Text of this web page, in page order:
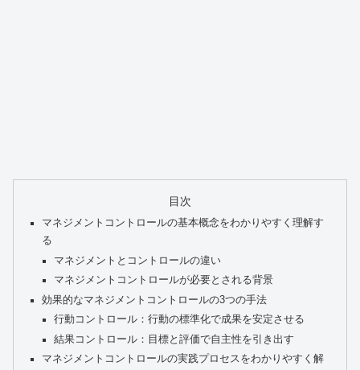
目次
マネジメントコントロールの基本概念をわかりやすく理解す
る
マネジメントとコントロールの違い
マネジメントコントロールが必要とされる背景
効果的なマネジメントコントロールの3つの手法
行動コントロール：行動の標準化で成果を安定させる
結果コントロール：目標と評価で自主性を引き出す
マネジメントコントロールの実践プロセスをわかりやすく解